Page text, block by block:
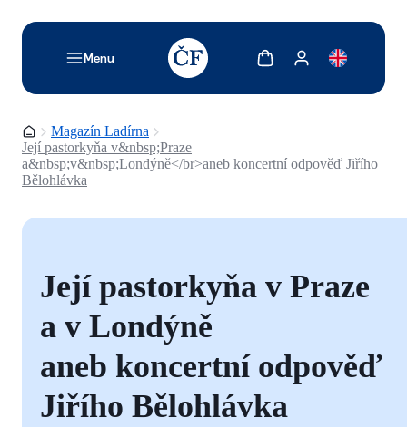
Menu
TODO: Add description for reader
Zobrazit košíkZobrazit můj účet
Domovská stránka
Magazín Ladírna
Její pastorkyňa v&nbsp;Praze
a&nbsp;v&nbsp;Londýně</br>aneb koncertní odpověď Jiřího
Bělohlávka
Její pastorkyňa v Praze
a v Londýně
aneb koncertní odpověď
Jiřího Bělohlávka